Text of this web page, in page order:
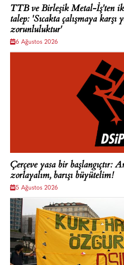
TTB ve Birleşik Metal-İş'ten
talep: 'Sıcakta çalışmaya karşı
zorunluluktur'
6 Ağustos 2026
Çerçeve yasa bir başlangıçtır:
zorlayalım, barışı büyütelim!
5 Ağustos 2026